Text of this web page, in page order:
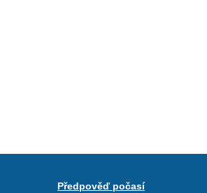
Předpověď počasí